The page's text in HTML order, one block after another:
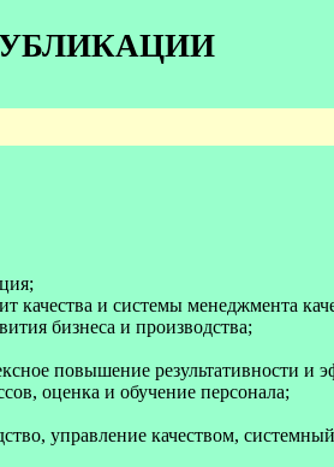
качества и системы менеджмента
бизнеса и производства;
повышение результативности и
оценка и обучение персонала;
управление качеством,